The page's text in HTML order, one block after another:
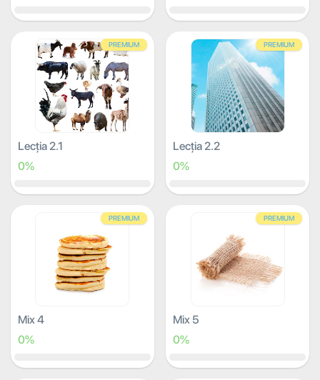
PREMIUM
Lecția 2.1
0%
PREMIUM
Lecția 2.2
0%
PREMIUM
Mix 4
0%
PREMIUM
Mix 5
0%